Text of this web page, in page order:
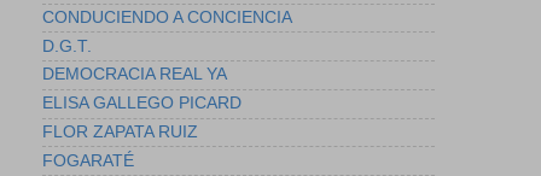
CONDUCIENDO A CONCIENCIA
D.G.T.
DEMOCRACIA REAL YA
ELISA GALLEGO PICARD
FLOR ZAPATA RUIZ
FOGARATÉ